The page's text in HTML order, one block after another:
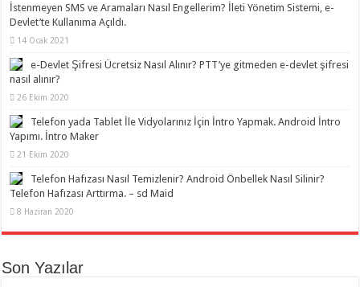
İstenmeyen SMS ve Aramaları Nasıl Engellerim? İleti Yönetim Sistemi, e-
Devlet’te Kullanıma Açıldı.
14 Ocak 2021
e-Devlet Şifresi Ücretsiz Nasıl Alınır? PTT’ye gitmeden e-devlet şifresi
nasıl alınır?
26 Ekim 2020
Telefon yada Tablet İle Vidyolarınız İçin İntro Yapmak. Android İntro
Yapımı. İntro Maker
21 Ekim 2020
Telefon Hafızası Nasıl Temizlenir? Android Önbellek Nasıl Silinir?
Telefon Hafızası Arttırma. – sd Maid
8 Haziran 2020
Son Yazılar